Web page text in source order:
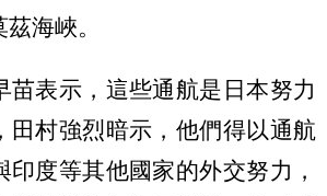
海峽。
苗表示，這些通航是日本努力
田村強烈暗示，他們得以通航
印度等其他國家的外交努力，